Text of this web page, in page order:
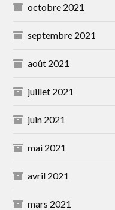
octobre 2021
septembre 2021
août 2021
juillet 2021
juin 2021
mai 2021
avril 2021
mars 2021